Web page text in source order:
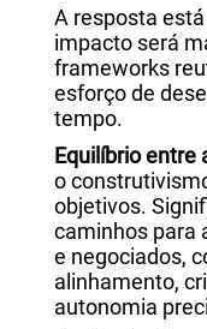
A resposta
impacto será
frameworks
esforço de
tempo.
Equilíbrio entre
o
objetivos.
caminhos para
e negociados,
alinhamento,
autonomia